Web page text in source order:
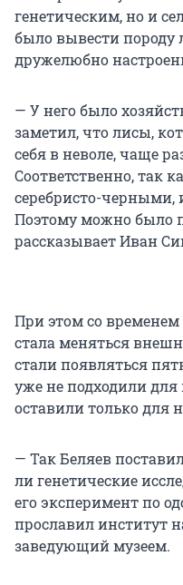
генетическим, но и
было вывести породу
дружелюбно
— У него было
заметил, что лисы,
себя в неволе, чаще
Соответственно, так
серебристо-черными,
Поэтому можно было
рассказывает Иван
При этом со
стала меняться
стали появляться
уже не подходили
оставили только для
— Так Беляев
ли генетические
его эксперимент по
прославил институт
заведующий музеем.